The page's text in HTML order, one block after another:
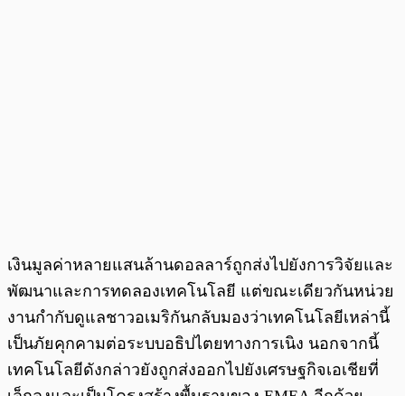
เงินมูลค่าหลายแสนล้านดอลลาร์ถูกส่งไปยังการวิจัยและ
พัฒนาและการทดลองเทคโนโลยี แต่ขณะเดียวกันหน่วย
งานกำกับดูแลชาวอเมริกันกลับมองว่าเทคโนโลยีเหล่านี้
เป็นภัยคุกคามต่อระบบอธิปไตยทางการเนิง นอกจากนี้
เทคโนโลยีดังกล่าวยังถูกส่งออกไปยังเศรษฐกิจเอเชียที่